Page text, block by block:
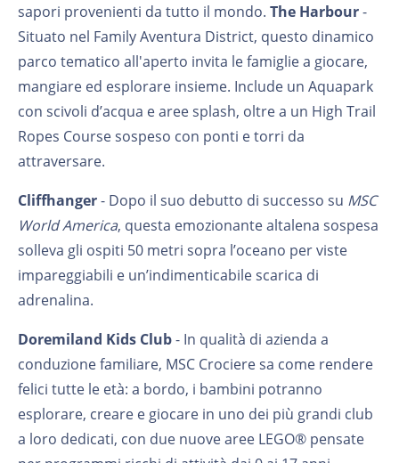
sapori provenienti da tutto il mondo. The Harbour-
Situato nel Family Aventura District, questo dinamico
parco tematico all'aperto invita le famiglie a giocare,
mangiare ed esplorare insieme. Include un Aquapark
con scivoli d’acqua e aree splash, oltre a un High Trail
Ropes Course sospeso con ponti e torri da
attraversare.
Cliffhanger- Dopo il suo debutto di successo su MSC
World America, questa emozionante altalena sospesa
solleva gli ospiti 50 metri sopra l’oceano per viste
impareggiabili e un’indimenticabile scarica di
adrenalina.
Doremiland Kids Club- In qualità di azienda a
conduzione familiare, MSC Crociere sa come rendere
felici tutte le età: a bordo, i bambini potranno
esplorare, creare e giocare in uno dei più grandi club
a loro dedicati, con due nuove aree LEGO® pensate